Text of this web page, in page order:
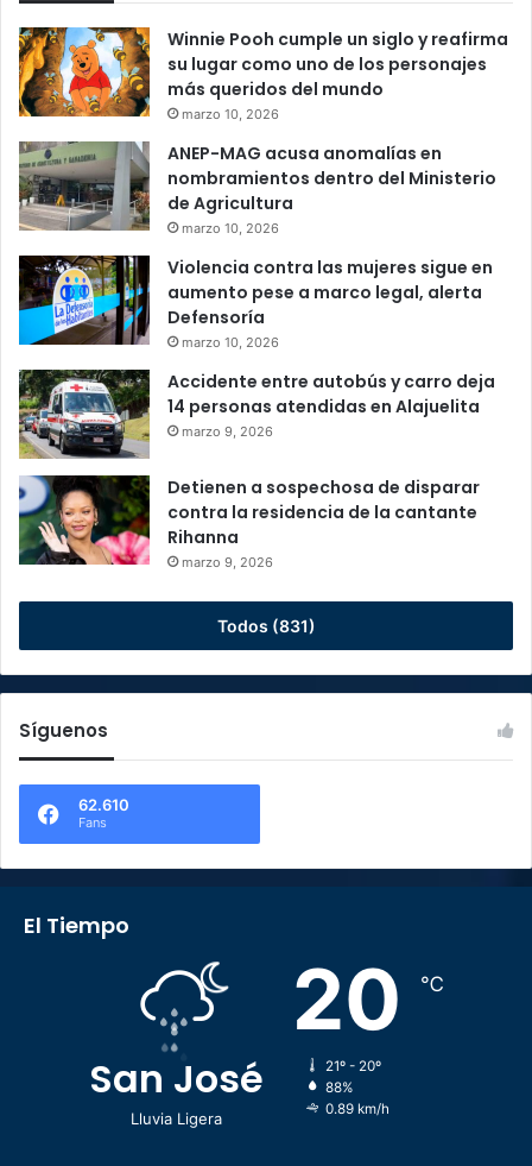
Winnie Pooh cumple un siglo y reafirma
su lugar como uno de los personajes
más queridos del mundo
marzo 10, 2026
ANEP-MAG acusa anomalías en
nombramientos dentro del Ministerio
de Agricultura
marzo 10, 2026
Violencia contra las mujeres sigue en
aumento pese a marco legal, alerta
Defensoría
marzo 10, 2026
Accidente entre autobús y carro deja
14 personas atendidas en Alajuelita
marzo 9, 2026
Detienen a sospechosa de disparar
contra la residencia de la cantante
Rihanna
marzo 9, 2026
Todos (831)
Síguenos
62.610
Fans
El Tiempo
San José
Lluvia Ligera
20 ℃
21º - 20º
88%
0.89 km/h